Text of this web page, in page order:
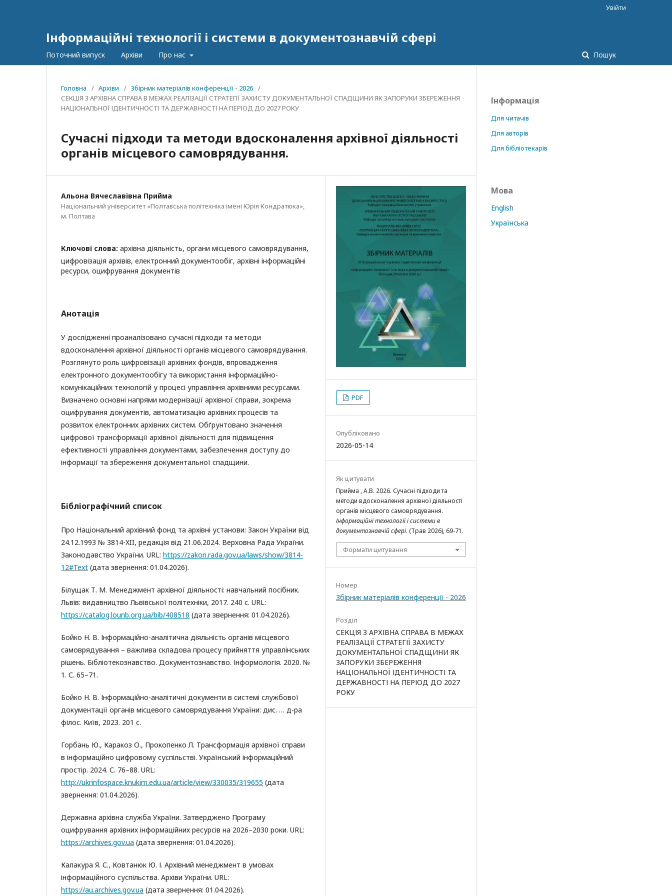
Інформаційні технології і системи в документознавчій сфері
Поточний випуск Архіви Про нас Пошук
Увійти
Головна / Архіви / Збірник матеріалів конференції - 2026 /
СЕКЦІЯ 3 АРХІВНА СПРАВА В МЕЖАХ РЕАЛІЗАЦІЇ СТРАТЕГІЇ ЗАХИСТУ ДОКУМЕНТАЛЬНОЇ СПАДЩИНИ ЯК ЗАПОРУКИ ЗБЕРЕЖЕННЯ
НАЦІОНАЛЬНОЇ ІДЕНТИЧНОСТІ ТА ДЕРЖАВНОСТІ НА ПЕРІОД ДО 2027 РОКУ
Сучасні підходи та методи вдосконалення архівної діяльності
органів місцевого самоврядування.
Альона Вячеславівна Прийма
Національний університет «Полтавська політехніка імені Юрія Кондратюка»,
м. Полтава
Ключові слова: архівна діяльність, органи місцевого самоврядування,
цифровізація архівів, електронний документообіг, архівні інформаційні
ресурси, оцифрування документів
Анотація
У дослідженні проаналізовано сучасні підходи та методи
вдосконалення архівної діяльності органів місцевого самоврядування.
Розглянуто роль цифровізації архівних фондів, впровадження
електронного документообігу та використання інформаційно-
комунікаційних технологій у процесі управління архівними ресурсами.
Визначено основні напрями модернізації архівної справи, зокрема
оцифрування документів, автоматизацію архівних процесів та
розвиток електронних архівних систем. Обґрунтовано значення
цифрової трансформації архівної діяльності для підвищення
ефективності управління документами, забезпечення доступу до
інформації та збереження документальної спадщини.
Бібліографічний список
Про Національний архівний фонд та архівні установи: Закон України від
24.12.1993 № 3814-XII, редакція від 21.06.2024. Верховна Рада України.
Законодавство України. URL: https://zakon.rada.gov.ua/laws/show/3814-
12#Text (дата звернення: 01.04.2026).
Білущак Т. М. Менеджмент архівної діяльності: навчальний посібник.
Львів: видавництво Львівської політехніки, 2017. 240 с. URL:
https://catalog.lounb.org.ua/bib/408518 (дата звернення: 01.04.2026).
Бойко Н. В. Інформаційно-аналітична діяльність органів місцевого
самоврядування – важлива складова процесу прийняття управлінських
рішень. Бібліотекознавство. Документознавство. Інформологія. 2020. №
1. С. 65–71.
Бойко Н. В. Інформаційно-аналітичні документи в системі службової
документації органів місцевого самоврядування України: дис. … д-ра
філос. Київ, 2023. 201 с.
Горбань Ю., Каракоз О., Прокопенко Л. Трансформація архівної справи
в інформаційно цифровому суспільстві. Український інформаційний
простір. 2024. С. 76–88. URL:
http://ukrinfospace.knukim.edu.ua/article/view/330035/319655 (дата
звернення: 01.04.2026).
Державна архівна служба України. Затверджено Програму
оцифрування архівних інформаційних ресурсів на 2026–2030 роки. URL:
https://archives.gov.ua (дата звернення: 01.04.2026).
Калакура Я. С., Ковтанюк Ю. І. Архівний менеджмент в умовах
інформаційного суспільства. Архіви України. URL:
https://au.archives.gov.ua (дата звернення: 01.04.2026).
PDF
Опубліковано
2026-05-14
Як цитувати
Прийма , А.В. 2026. Сучасні підходи та
методи вдосконалення архівної діяльності
органів місцевого самоврядування.
Інформаційні технології і системи в
документознавчій сфері. (Трав 2026), 69-71.
Формати цитування
Номер
Збірник матеріалів конференції - 2026
Розділ
СЕКЦІЯ 3 АРХІВНА СПРАВА В МЕЖАХ
РЕАЛІЗАЦІЇ СТРАТЕГІЇ ЗАХИСТУ
ДОКУМЕНТАЛЬНОЇ СПАДЩИНИ ЯК
ЗАПОРУКИ ЗБЕРЕЖЕННЯ
НАЦІОНАЛЬНОЇ ІДЕНТИЧНОСТІ ТА
ДЕРЖАВНОСТІ НА ПЕРІОД ДО 2027
РОКУ
Інформація
Для читачів
Для авторів
Для бібліотекарів
Мова
English
Українська